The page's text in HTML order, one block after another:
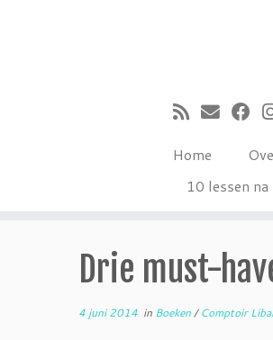
Home
10 lessen
Drie must-
4 juni 2014 in Boeken/Comptoir